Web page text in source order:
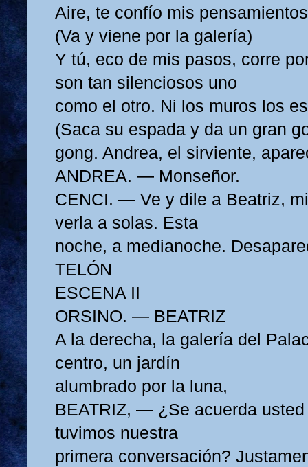
Aire, te confío mis
(Va y viene por la galería)
Y tú, eco de mis pasos, corre
son tan silenciosos uno
como el otro. Ni los muros los
(Saca su espada y da un gran
gong. Andrea, el sirviente,
ANDREA. — Monseñor.
CENCI. — Ve y dile a Beatriz,
verla a solas. Esta
noche, a medianoche.
TELÓN
ESCENA II
ORSINO. — BEATRIZ
A la derecha, la galería del
centro, un jardín
alumbrado por la luna,
BEATRIZ, — ¿Se acuerda
tuvimos nuestra
primera conversación?